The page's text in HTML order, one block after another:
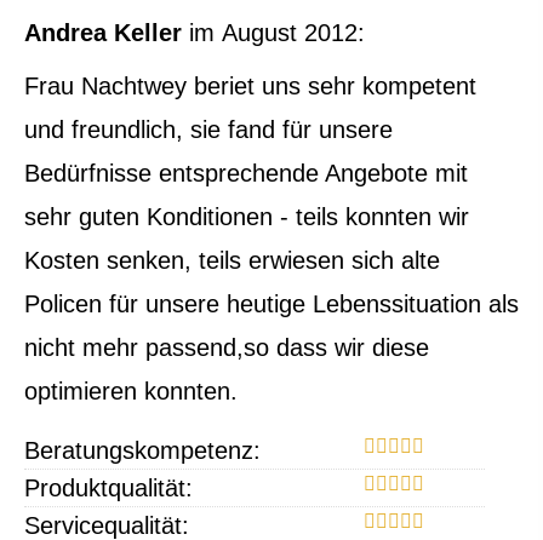
Andrea Keller im August 2012:
Frau Nachtwey beriet uns sehr kompetent
und freundlich, sie fand für unsere
Bedürfnisse entsprechende Angebote mit
sehr guten Konditionen - teils konnten wir
Kosten senken, teils erwiesen sich alte
Policen für unsere heutige Lebenssituation als
nicht mehr passend,so dass wir diese
optimieren konnten.
Beratungskompetenz:
Produktqualität:
Servicequalität: